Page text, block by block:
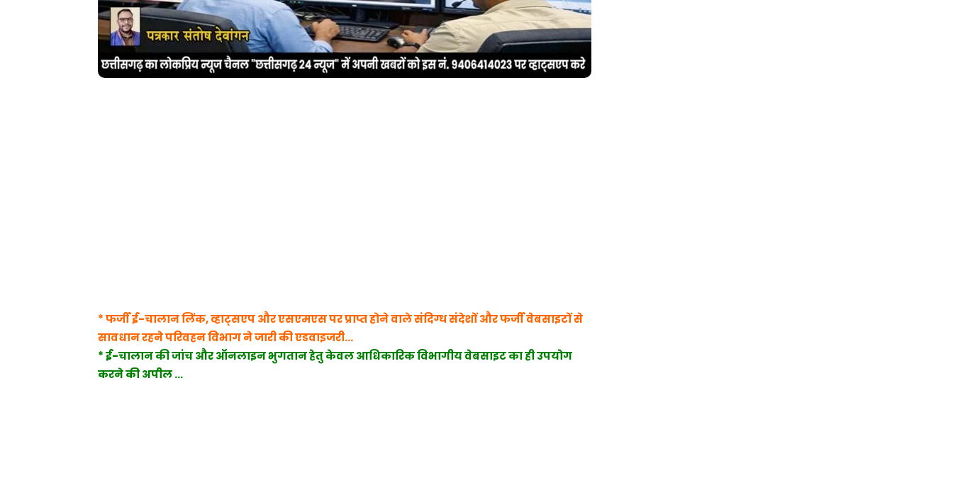
* फर्जी ई-चालान लिंक, व्हाट्सएप और एसएमएस पर प्राप्त होने वाले संदिग्ध संदेशों और फर्जी वेबसाइटों से
सावधान रहने परिवहन विभाग ने जारी की एडवाइजरी…
* ई-चालान की जांच और ऑनलाइन भुगतान हेतु केवल आधिकारिक विभागीय वेबसाइट का ही उपयोग
करने की अपील …